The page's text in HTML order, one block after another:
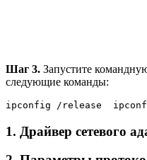
Шаг 3. Запустите
следующие команды:
ipconfig /release
1. Драйвер сетевого